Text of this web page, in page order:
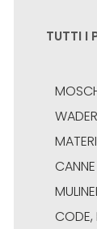
TUTTI I
CANNE
CODE,